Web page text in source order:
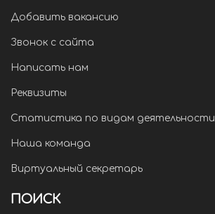
Добавить вакансию
Звонок с сайта
Написать нам
Реквизиты
Статистика по видам деятельности
Наша команда
Виртуальный секретарь
ПОИСК